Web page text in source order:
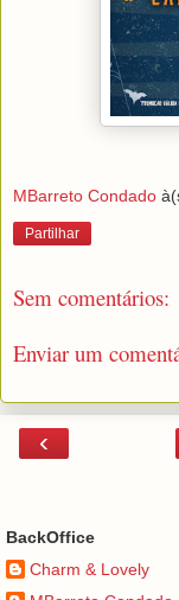
MBarreto Condado
Partilhar
Sem comentários:
Enviar um
‹
BackOffice
Charm & Lovely